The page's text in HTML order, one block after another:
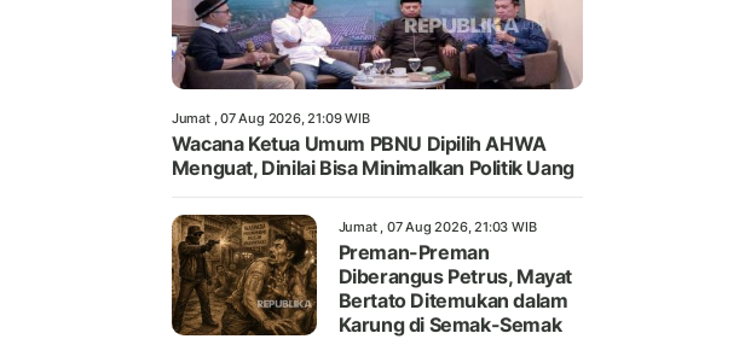
Jumat , 07 Aug 2026, 21:09 WIB
Wacana Ketua Umum PBNU Dipilih AHWA
Menguat, Dinilai Bisa Minimalkan Politik Uang
Jumat , 07 Aug 2026, 21:03 WIB
Preman-Preman
Diberangus Petrus, Mayat
Bertato Ditemukan dalam
Karung di Semak-Semak